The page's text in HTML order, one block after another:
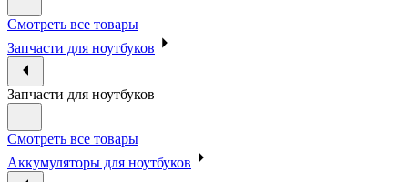
Смотреть все товары
Запчасти для ноутбуков
Запчасти для ноутбуков
Смотреть все товары
Аккумуляторы для ноутбуков